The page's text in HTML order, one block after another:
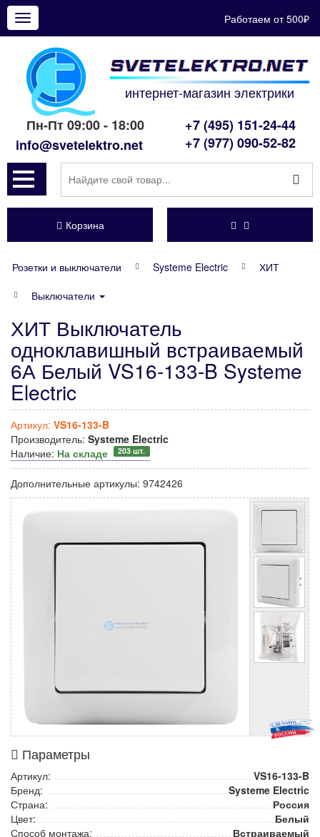
Показать
меню
Работаем от 500₽
интернет-магазин электрики
Пн-Пт 09:00 - 18:00
info@svetelektro.net
+7 (495) 151-24-44
+7 (977) 090-52-82
Корзина
Розетки и выключатели Systeme Electric
ХИТ
Выключатели
ХИТ Выключатель
одноклавишный встраиваемый
6А Белый VS16-133-B Systeme
Electric
Артикул: VS16-133-B
Производитель: Systeme Electric
Наличие: На складе 203 шт.
Дополнительные артикулы: 9742426
Параметры
Артикул:
VS16-133-B
Бренд:
Systeme Electric
Страна:
Россия
Цвет:
Белый
Способ монтажа:
Встраиваемый